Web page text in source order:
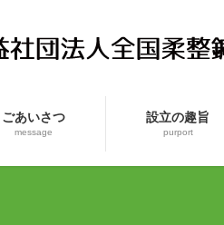
ごあいさつ
message
設立の趣旨
purport